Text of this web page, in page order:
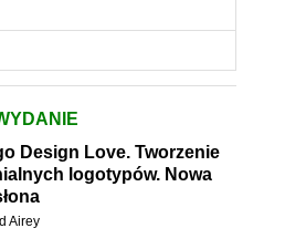
Design Love. Tworzenie
logotypów. Nowa
Airey